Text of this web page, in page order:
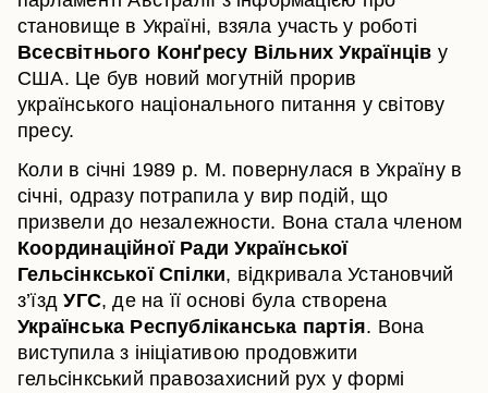
становище в Україні, взяла участь у роботі
Всесвітнього Конґресу Вільних Українців у
США. Це був новий могутній прорив
українського національного питання у світову
пресу.
Коли в січні 1989 р. М. повернулася в Україну в
січні, одразу потрапила у вир подій, що
призвели до незалежности. Вона стала членом
Координаційної Ради Української
Гельсінкської Спілки, відкривала Установчий
з’їздУГС, де на її основі була створена
Українська Республіканська партія. Вона
виступила з ініціативою продовжити
гельсінкський правозахисний рух у формі